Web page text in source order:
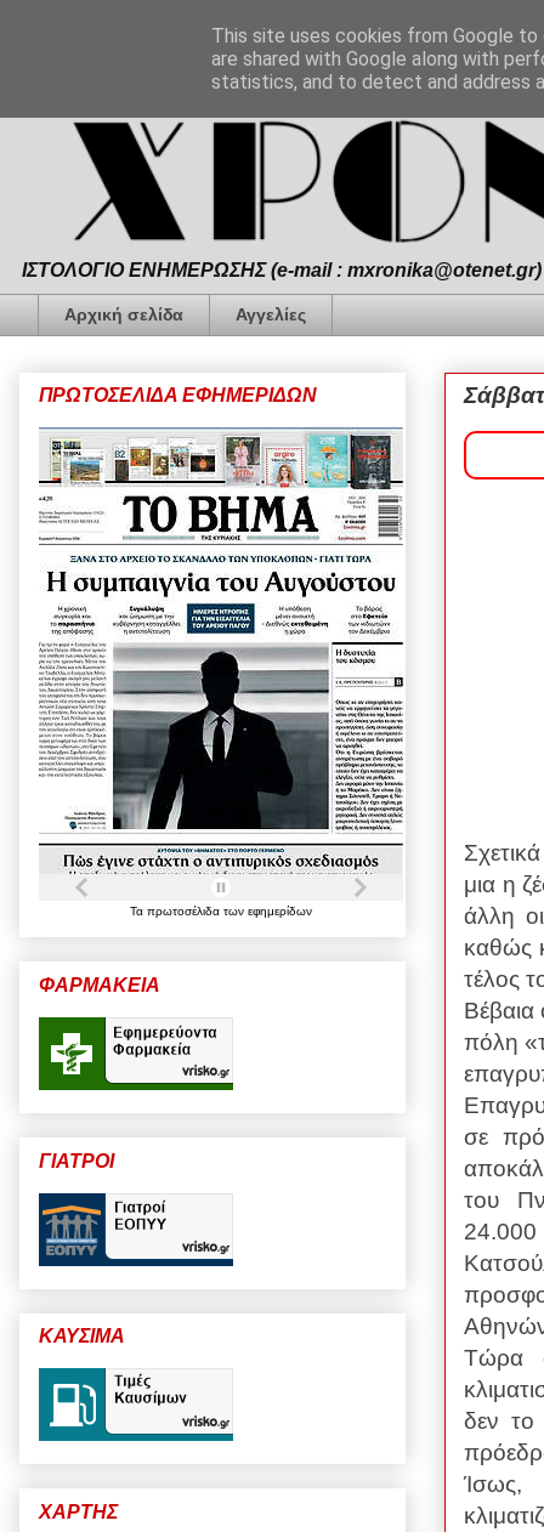
ΙΣΤΟΛΟΓΙΟ ΕΝΗΜΕΡΩΣΗΣ (e-mail :
Αρχική σελίδα Αγγελίες
μια η
άλλη
καθώς
τέλος
Βέβαια
πόλη
σε
του
Αθηνών
Τώρα
δεν το
Ίσως,
ΠΡΩΤΟΣΕΛΙΔΑ ΕΦΗΜΕΡΙΔΩΝ
Τα πρωτοσέλιδα των εφημερίδων
ΦΑΡΜΑΚΕΙΑ
ΓΙΑΤΡΟΙ
ΚΑΥΣΙΜΑ
ΧΑΡΤΗΣ
This site uses cookies from Google
are shared with Google along with
statistics, and to detect and address